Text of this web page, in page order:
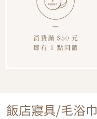
飯店寢具/毛浴巾